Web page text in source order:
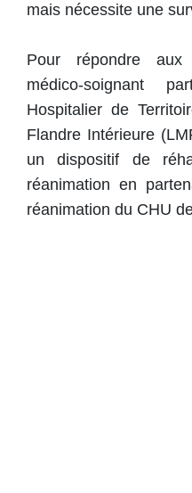
mais nécessite une
Pour répondre
médico-soignant
Hospitalier de
Flandre Intérieure
un dispositif de
réanimation en
réanimation du CHU